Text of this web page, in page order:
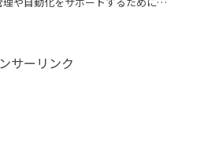
サーリンク